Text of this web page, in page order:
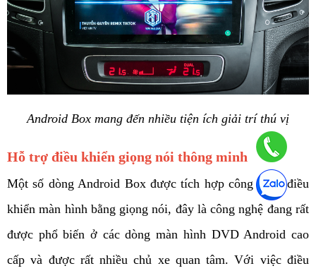
Android Box mang đến nhiều tiện ích giải trí thú vị
Hỗ trợ điều khiển giọng nói thông minh
Một số dòng Android Box được tích hợp công nghệ điều
khiển màn hình bằng giọng nói, đây là công nghệ đang rất
được phổ biến ở các dòng màn hình DVD Android cao
cấp và được rất nhiều chủ xe quan tâm. Với việc điều